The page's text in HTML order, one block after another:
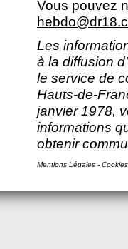
Vous pouvez
Les
à la diffusion
le service de
Hauts-de-
janvier 1978,
informations
obtenir
Mentions Légales - Cookies